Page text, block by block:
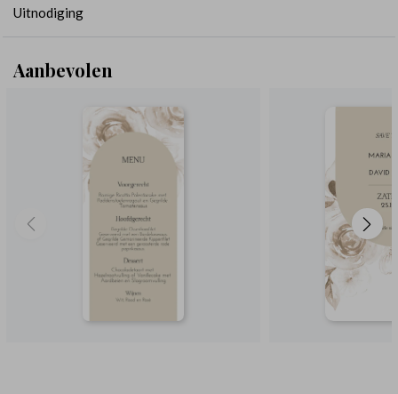
Uitnodiging
Aanbevolen